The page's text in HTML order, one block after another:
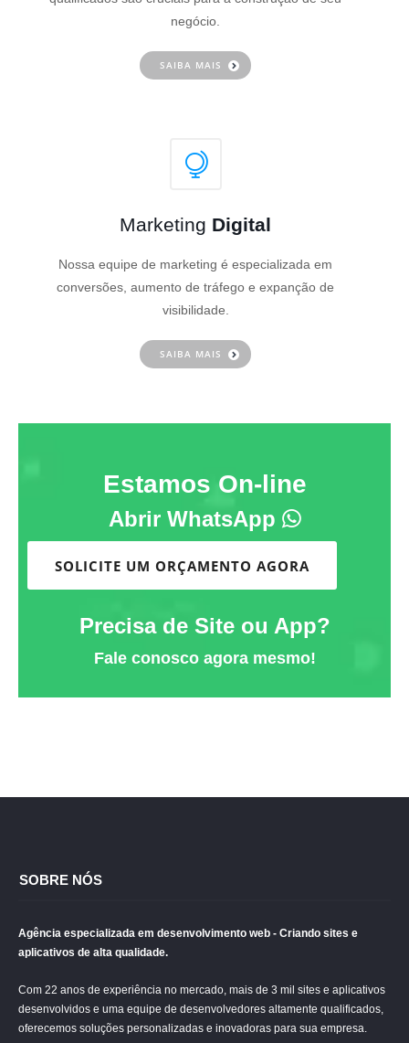
negócio.
SAIBA MAIS
Marketing Digital
Nossa equipe de marketing é especializada em
conversões, aumento de tráfego e expanção de
visibilidade.
SAIBA MAIS
Estamos On-line
Abrir WhatsApp
SOLICITE UM ORÇAMENTO AGORA
Precisa de Site ou App?
Fale conosco agora mesmo!
SOBRE NÓS
Agência especializada em desenvolvimento web - Criando sites e
aplicativos de alta qualidade.
Com 22 anos de experiência no mercado, mais de 3 mil sites e aplicativos
desenvolvidos e uma equipe de desenvolvedores altamente qualificados,
oferecemos soluções personalizadas e inovadoras para sua empresa.